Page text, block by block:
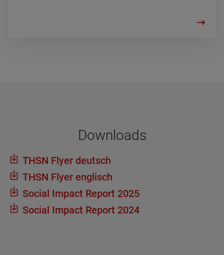
Dow­n­loads
THSN Flyer deutsch
THSN Flyer eng­lisch
Social Impact Report 2025
Social Impact Report 2024